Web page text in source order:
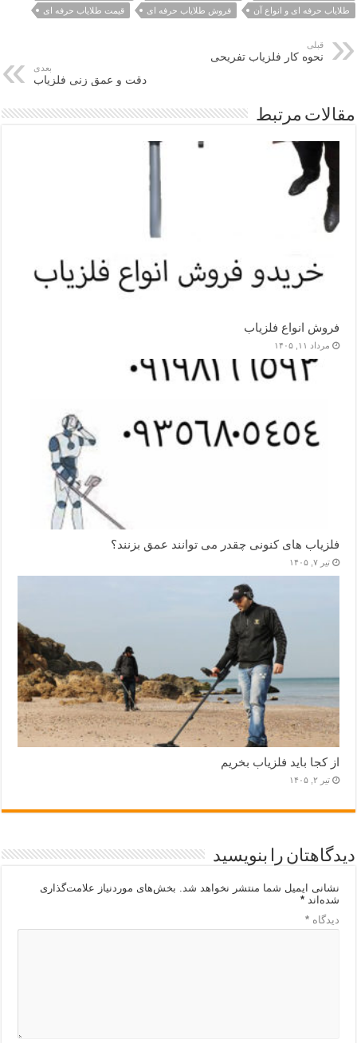
طلایاب حرفه ای و انواع آن
فروش طلایاب حرفه ای قیمت طلایاب حرفه ای
قبلی
نحوه کار فلزیاب تفریحی
بعدی
دقت و عمق زنی فلزیاب
مقالات مرتبط
فروش انواع فلزیاب
مرداد ۱۱, ۱۴۰۵
فلزیاب های کنونی چقدر می توانند عمق بزنند؟
تیر ۷, ۱۴۰۵
از کجا باید فلزیاب بخریم
تیر ۲, ۱۴۰۵
دیدگاهتان را بنویسید
نشانی ایمیل شما منتشر نخواهد شد. بخش‌های موردنیاز علامت‌گذاری
شده‌اند*
دیدگاه*